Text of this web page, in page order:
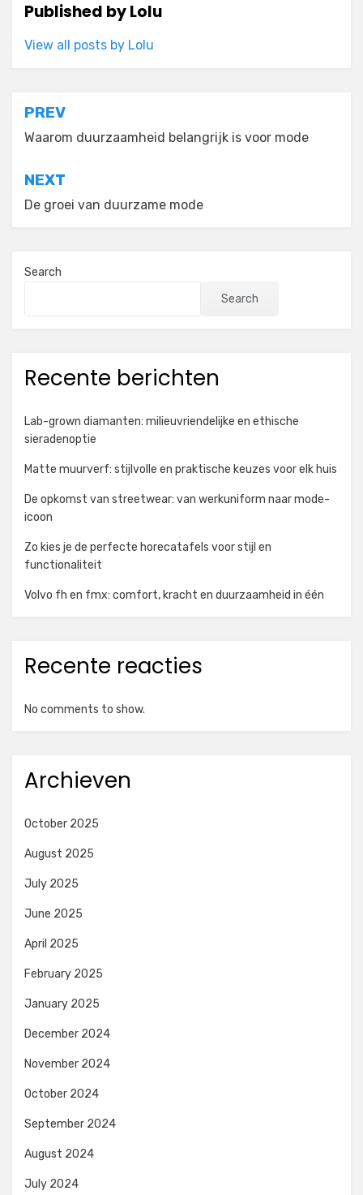
Published byLolu
View all posts by Lolu
Post
navigation
PREV
Waarom duurzaamheid belangrijk is voor mode
NEXT
De groei van duurzame mode
Search
Search
Recente berichten
Lab-grown diamanten: milieuvriendelijke en ethische
sieradenoptie
Matte muurverf: stijlvolle en praktische keuzes voor elk huis
De opkomst van streetwear: van werkuniform naar mode-
icoon
Zo kies je de perfecte horecatafels voor stijl en
functionaliteit
Volvo fh en fmx: comfort, kracht en duurzaamheid in één
Recente reacties
No comments to show.
Archieven
October 2025
August 2025
July 2025
June 2025
April 2025
February 2025
January 2025
December 2024
November 2024
October 2024
September 2024
August 2024
July 2024